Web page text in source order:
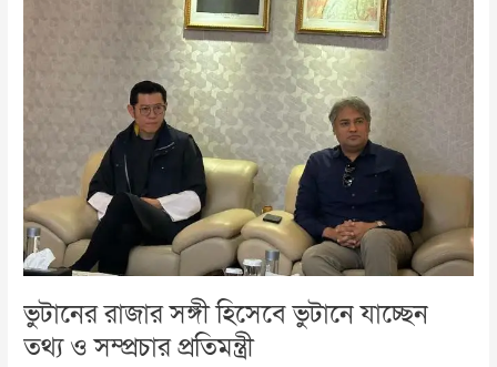
ভুটানের রাজার সঙ্গী হিসেবে ভুটানে যাচ্ছেন
তথ্য ও সম্প্রচার প্রতিমন্ত্রী
ভুটানে
সম্প্রচার